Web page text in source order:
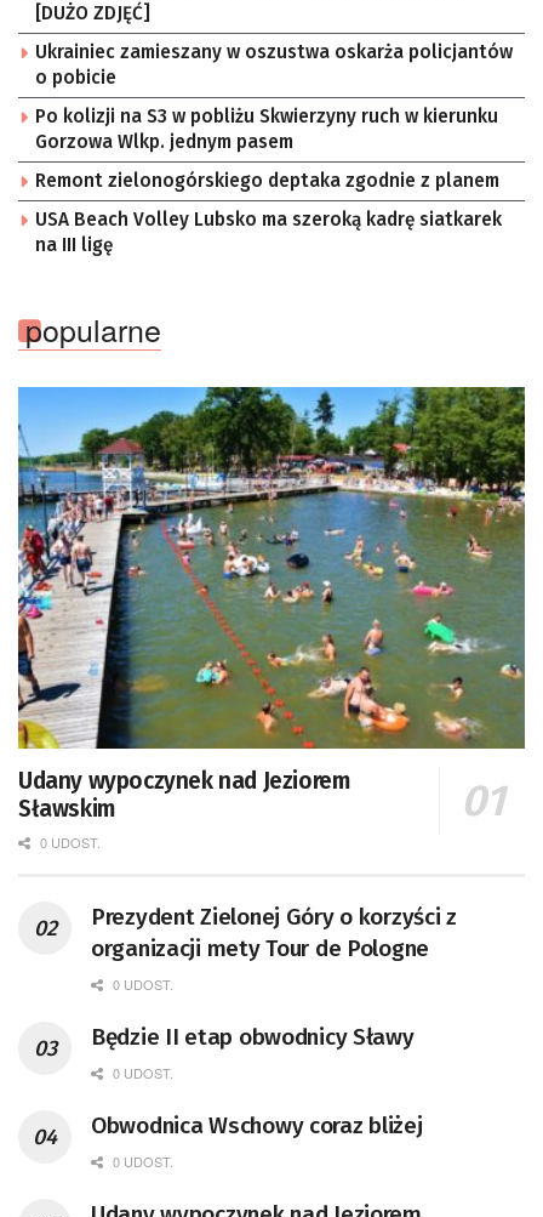
[DUŻO ZDJĘĆ]
Ukrainiec zamieszany w oszustwa oskarża policjantów
o pobicie
Po kolizji na S3 w pobliżu Skwierzyny ruch w kierunku
Gorzowa Wlkp. jednym pasem
Remont zielonogórskiego deptaka zgodnie z planem
USA Beach Volley Lubsko ma szeroką kadrę siatkarek
na III ligę
popularne
Udany wypoczynek nad Jeziorem
Sławskim
0 UDOST.
Prezydent Zielonej Góry o korzyści z
organizacji mety Tour de Pologne
0 UDOST.
Będzie II etap obwodnicy Sławy
0 UDOST.
Obwodnica Wschowy coraz bliżej
0 UDOST.